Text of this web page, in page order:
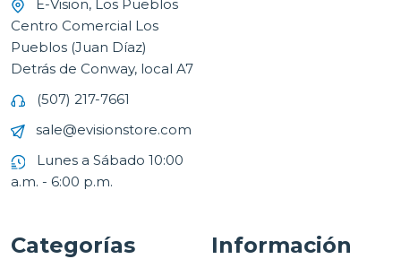
E-Vision, Los Pueblos
Centro Comercial Los
Pueblos (Juan Díaz)
Detrás de Conway, local A7
(507) 217-7661
sale@evisionstore.com
Lunes a Sábado 10:00
a.m. - 6:00 p.m.
Categorías Información